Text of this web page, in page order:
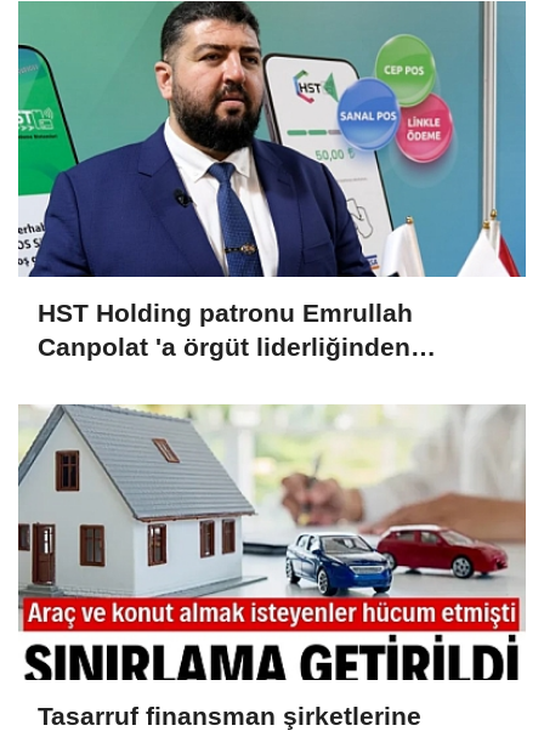
HST Holding patronu Emrullah
Canpolat 'a örgüt liderliğinden
malvarlığına el konuldu
Tasarruf finansman şirketlerine